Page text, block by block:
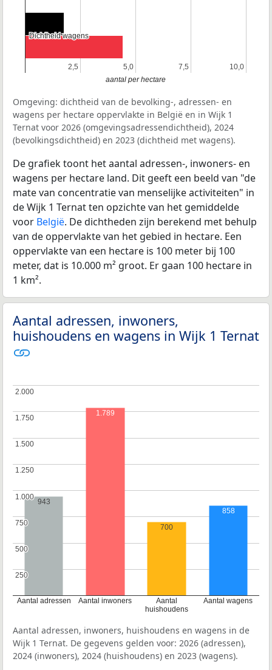
2,5
2,5 5,0
5,0 7,5
7,5 10,0
10,0
Dichtheid wagens
Dichtheid wagens
aantal per hectare
Omgeving: dichtheid van de bevolking-, adressen- en
wagens per hectare oppervlakte in België en in Wijk 1
Ternat voor 2026 (omgevingsadressendichtheid), 2024
(bevolkingsdichtheid) en 2023 (dichtheid met wagens).
De grafiek toont het aantal adressen-, inwoners- en
wagens per hectare land. Dit geeft een beeld van "de
mate van concentratie van menselijke activiteiten" in
de Wijk 1 Ternat ten opzichte van het gemiddelde
voor België. De dichtheden zijn berekend met behulp
van de oppervlakte van het gebied in hectare. Een
oppervlakte van een hectare is 100 meter bij 100
meter, dat is 10.000 m² groot. Er gaan 100 hectare in
1 km².
Aantal adressen, inwoners,
huishoudens en wagens in Wijk 1 Ternat
Aantal adressen Aantal inwoners
Aantal
huishoudens
Aantal wagens
250
250
500
500
750
750
1.000
1.000
1.250
1.250
1.500
1.500
1.750
1.750
2.000
2.000
943
1.789
700
858
Aantal adressen, inwoners, huishoudens en wagens in de
Wijk 1 Ternat. De gegevens gelden voor: 2026 (adressen),
2024 (inwoners), 2024 (huishoudens) en 2023 (wagens).